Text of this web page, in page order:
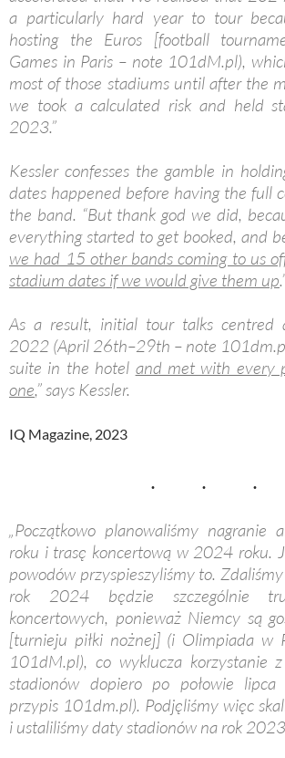
a particularly hard year to tour
hosting the Euros [football
Games in Paris – note 101dM.pl),
most of those stadiums until after the
we took a calculated risk and held
2023.”
Kessler confesses the gamble in
dates happened before having the full
the band. “But thank god we did,
everything started to get booked, and
we had 15 other bands coming to us
stadium dates if we would give them up
As a result, initial tour talks centred
2022 (April 26th–29th – note
suite in the hotel and met with every
one,” says Kessler.
IQ Magazine, 2023
„Początkowo planowaliśmy
roku i trasę koncertową w 2024 roku.
powodów przyspieszyliśmy to.
rok 2024 będzie szczególnie
koncertowych, ponieważ Niemcy są
[turnieju piłki nożnej] (i Olimpiada w
101dM.pl), co wyklucza korzystanie
stadionów dopiero po połowie
przypis 101dm.pl). Podjęliśmy więc
i ustaliliśmy daty stadionów na rok